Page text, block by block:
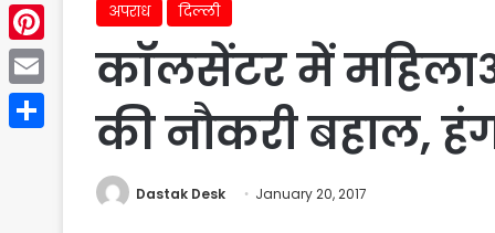
अपराध दिल्ली
कॉलसेंटर में
की नौकरी बहाल,
Dastak Desk January 20, 2017
WhatsApp
Pinterest
Email